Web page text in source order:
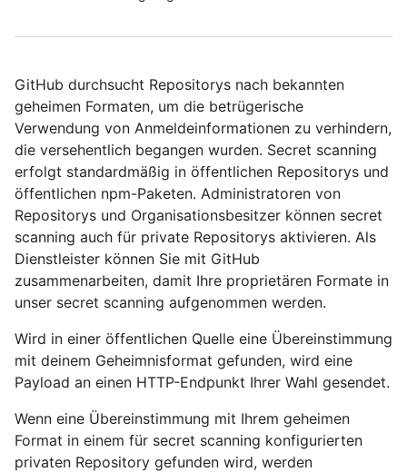
GitHub durchsucht Repositorys nach bekannten
geheimen Formaten, um die betrügerische
Verwendung von Anmeldeinformationen zu verhindern,
die versehentlich begangen wurden. Secret scanning
erfolgt standardmäßig in öffentlichen Repositorys und
öffentlichen npm-Paketen. Administratoren von
Repositorys und Organisationsbesitzer können secret
scanning auch für private Repositorys aktivieren. Als
Dienstleister können Sie mit GitHub
zusammenarbeiten, damit Ihre proprietären Formate in
unser secret scanning aufgenommen werden.
Wird in einer öffentlichen Quelle eine Übereinstimmung
mit deinem Geheimnisformat gefunden, wird eine
Payload an einen HTTP-Endpunkt Ihrer Wahl gesendet.
Wenn eine Übereinstimmung mit Ihrem geheimen
Format in einem für secret scanning konfigurierten
privaten Repository gefunden wird, werden